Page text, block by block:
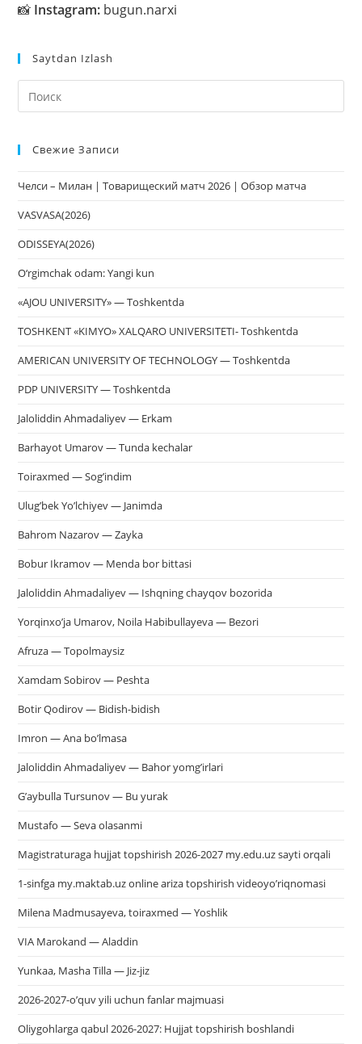
📸 Instagram: bugun.narxi
Saytdan Izlash
Свежие Записи
Челси – Милан | Товарищеский матч 2026 | Обзор матча
VASVASA(2026)
ODISSEYA(2026)
O‘rgimchak odam: Yangi kun
«AJOU UNIVERSITY» — Toshkentda
TOSHKENT «KIMYO» XALQARO UNIVERSITETI- Toshkentda
AMERICAN UNIVERSITY OF TECHNOLOGY — Toshkentda
PDP UNIVERSITY — Toshkentda
Jaloliddin Ahmadaliyev — Erkam
Barhayot Umarov — Tunda kechalar
Toiraxmed — Sog’indim
Ulug’bek Yo’lchiyev — Janimda
Bahrom Nazarov — Zayka
Bobur Ikramov — Menda bor bittasi
Jaloliddin Ahmadaliyev — Ishqning chayqov bozorida
Yorqinxo’ja Umarov, Noila Habibullayeva — Bezori
Afruza — Topolmaysiz
Xamdam Sobirov — Peshta
Botir Qodirov — Bidish-bidish
Imron — Ana bo’lmasa
Jaloliddin Ahmadaliyev — Bahor yomg’irlari
G’aybulla Tursunov — Bu yurak
Mustafo — Seva olasanmi
Magistraturaga hujjat topshirish 2026-2027 my.edu.uz sayti orqali
1-sinfga my.maktab.uz online ariza topshirish videoyo’riqnomasi
Milena Madmusayeva, toiraxmed — Yoshlik
VIA Marokand — Aladdin
Yunkaa, Masha Tilla — Jiz-jiz
2026-2027-o’quv yili uchun fanlar majmuasi
Oliygohlarga qabul 2026-2027: Hujjat topshirish boshlandi